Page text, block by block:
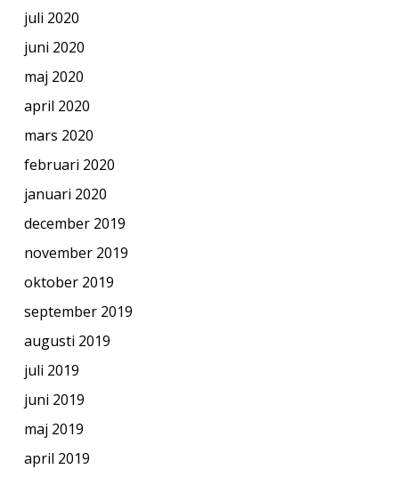
juli 2020
juni 2020
maj 2020
april 2020
mars 2020
februari 2020
januari 2020
december 2019
november 2019
oktober 2019
september 2019
augusti 2019
juli 2019
juni 2019
maj 2019
april 2019